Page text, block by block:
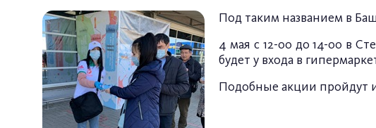
Под таким названием в
4 мая с 12-00 до 14-00 в
будет у входа в
Подобные акции пройдут